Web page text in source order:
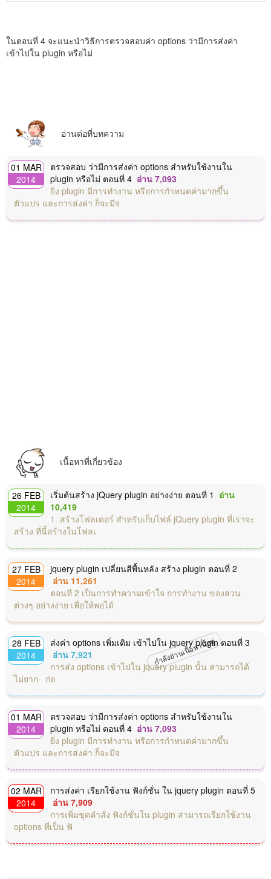
ในตอนที่ 4 จะแนะนำวิธีการตรวจสอบค่า options ว่ามีการส่งค่า
เข้าไปใน plugin หรือไม่
อ่านต่อที่บทความ
01 MAR
2014
ตรวจสอบ ว่ามีการส่งค่า options สำหรับใช้งานใน
plugin หรือไม่ ตอนที่ 4 อ่าน 7,093
ยิ่ง plugin มีการทำงาน หรือการกำหนดค่ามากขึ้น
ตัวแปร และการส่งค่า ก็จะมีจ
เนื้อหาที่เกี่ยวข้อง
26 FEB
2014
เริ่มต้นสร้าง jQuery plugin อย่างง่าย ตอนที่ 1 อ่าน
10,419
1. สร้างโฟลเดอร์ สำหรับเก็บไฟล์ jQuery plugin ที่เราจะ
สร้าง ที่นี้สร้างในโฟลเ
27 FEB
2014
jquery plugin เปลี่ยนสีพื้นหลัง สร้าง plugin ตอนที่ 2
อ่าน 11,261
ตอนที่ 2 เป็นการทำความเข้าใจ การทำงาน ของสวน
ต่างๆ อย่างง่าย เพื่อให้พอได้
กำลังอ่านเนื้อหานี้อยู่
28 FEB
2014
ส่งค่า options เพิ่มเติม เข้าไปใน jquery plugin ตอนที่ 3
อ่าน 7,921
การส่ง options เข้าไปใน jquery plugin นั้น สามารถได้
ไม่ยาก ก่อ
01 MAR
2014
ตรวจสอบ ว่ามีการส่งค่า options สำหรับใช้งานใน
plugin หรือไม่ ตอนที่ 4 อ่าน 7,093
ยิ่ง plugin มีการทำงาน หรือการกำหนดค่ามากขึ้น
ตัวแปร และการส่งค่า ก็จะมีจ
02 MAR
2014
การส่งค่า เรียกใช้งาน ฟังก์ชั่น ใน jquery plugin ตอนที่ 5
อ่าน 7,909
การเพิ่มชุดคำสั่ง ฟังก์ชั่นใน plugin สามารถเรียกใช้งาน
options ที่เป็น ฟั